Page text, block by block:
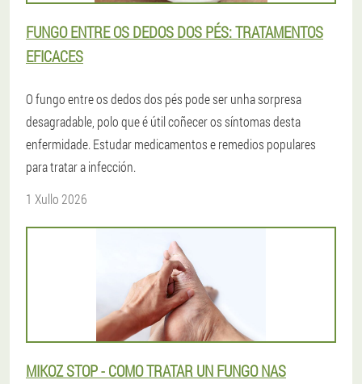
FUNGO ENTRE OS DEDOS DOS PÉS: TRATAMENTOS
EFICACES
O fungo entre os dedos dos pés pode ser unha sorpresa
desagradable, polo que é útil coñecer os síntomas desta
enfermidade. Estudar medicamentos e remedios populares
para tratar a infección.
1 Xullo 2026
MIKOZ STOP - COMO TRATAR UN FUNGO NAS